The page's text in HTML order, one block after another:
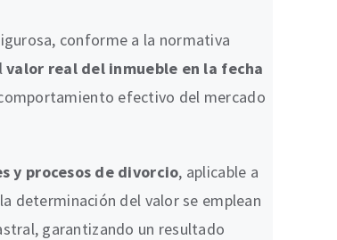
conforme a la normativa
valor real del inmueble en la fecha
efectivo del mercado
y procesos de divorcio, aplicable a
determinación del valor se emplean
garantizando un resultado